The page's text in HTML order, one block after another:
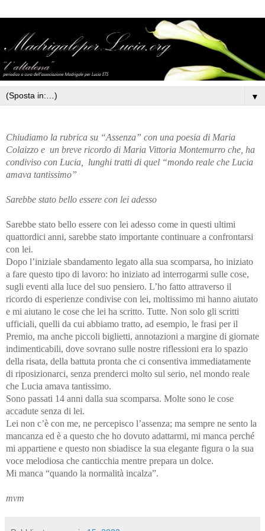
▼
Chiudiamo la rubrica su “Assenza” con una poesia di Maria
Colaizzo e un breve ricordo di Maria Vittoria Montemurro che, ha
condiviso con Lucia, lunghi tratti di quel “mondo reale che Lucia
amava tantissimo”
Sarebbe stato bello essere con lei adesso
Sarebbe stato bello essere con lei adesso come in questi ultimi
quattordici anni, sarebbe stato importante continuare a confrontarsi
con lei.
Dopo l’iniziale sbandamento legato alla sua scomparsa, ho iniziato
a fare questo tipo di lavoro: ho iniziato ad interrogarmi sulle cose,
sugli eventi alla luce del suo pensiero. L’ho fatto attraverso il
ricordo di esperienze condivise con lei, moltissimo mi hanno aiutato
e mi aiutano le cose che lei ha scritto. Tutte. Non solo gli scritti
ufficiali, quelli da cui abbiamo tratto, ad esempio, le frasi per il
Premio, ma anche piccoli biglietti, annotazioni a margine di giornate
indimenticabili, dove sovrano sulle nostre riflessioni era lo spazio
della risata, della battuta pronta che ci consentiva immediatamente
di riposizionarci, senza prenderci molto sul serio, nel mondo reale
che Lucia amava tantissimo.
Sono passati 14 anni dalla sua scomparsa. Molte sono le cose
accadute senza di lei.
Lei non c’è con me, ne percepisco l’assenza; ma sempre ne sento la
mancanza ed è a questo che ho dovuto adattarmi, mi manca perché
mi appartiene e questo non sbiadisce la sua elegante figura o la sua
voce melodiosa che canticchia mentre prepara un dolce.
Mi manca “quando la normalità incalza”.
mvm